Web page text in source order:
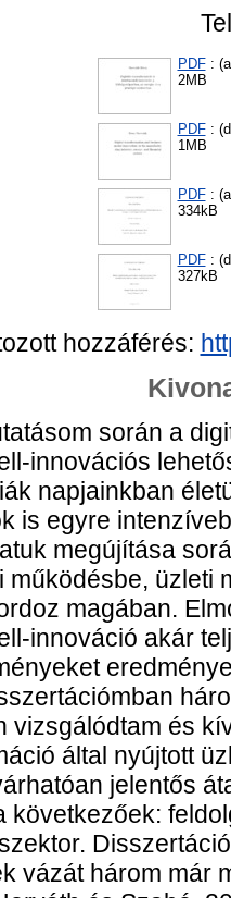
PDF:
2MB
PDF:
1MB
PDF:
334kB
PDF:
327kB
hozzáférés:
során a
innovációs
napjainkban
is egyre
megújítása
működésbe, üzleti
magában.
innováció akár
vizsgálódtam és
által nyújtott
jelentős
következőek:
vázát három már